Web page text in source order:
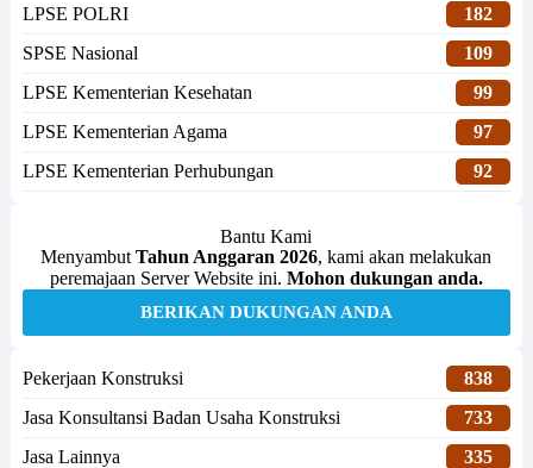
LPSE POLRI
182
SPSE Nasional
109
LPSE Kementerian Kesehatan
99
LPSE Kementerian Agama
97
LPSE Kementerian Perhubungan
92
Bantu Kami
MenyambutTahun Anggaran 2026, kami akan melakukan
peremajaan Server Website ini. Mohon dukungan anda.
BERIKAN DUKUNGAN ANDA
Pekerjaan Konstruksi
838
Jasa Konsultansi Badan Usaha Konstruksi
733
Jasa Lainnya
335